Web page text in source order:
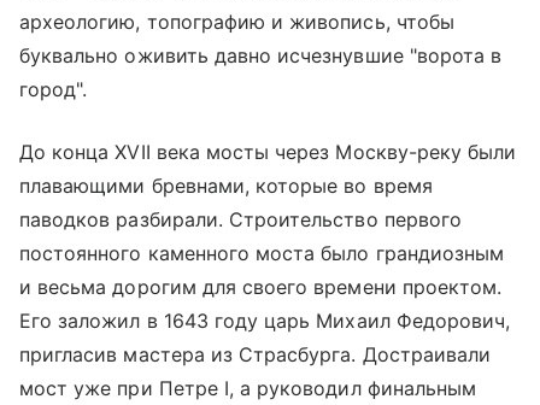
археологию, топографию и живопись, чтобы
буквально оживить давно исчезнувшие "ворота в
город".
До конца XVII века мосты через Москву-реку были
плавающими бревнами, которые во время
паводков разбирали. Строительство первого
постоянного каменного моста было грандиозным
и весьма дорогим для своего времени проектом.
Его заложил в 1643 году царь Михаил Федорович,
пригласив мастера из Страсбурга. Достраивали
мост уже при Петре I, а руководил финальным